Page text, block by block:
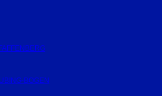
BOGEN